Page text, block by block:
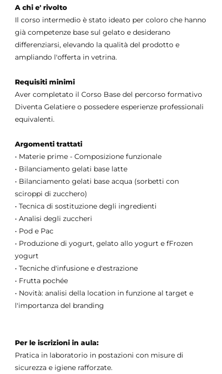
A chi e' rivolto
Il corso intermedio è stato ideato per coloro che hanno
già competenze base sul gelato e desiderano
differenziarsi, elevando la qualità del prodotto e
ampliando l'offerta in vetrina.
Requisiti minimi
Aver completato il Corso Base del percorso formativo
Diventa Gelatiere o possedere esperienze professionali
equivalenti.
Argomenti trattati
• Materie prime - Composizione funzionale
• Bilanciamento gelati base latte
• Bilanciamento gelati base acqua (sorbetti con
sciroppi di zucchero)
• Tecnica di sostituzione degli ingredienti
• Analisi degli zuccheri
• Pod e Pac
• Produzione di yogurt, gelato allo yogurt e fFrozen
yogurt
• Tecniche d'infusione e d'estrazione
• Frutta pochée
• Novità: analisi della location in funzione al target e
l'importanza del branding
Per le iscrizioni in aula:
Pratica in laboratorio in postazioni con misure di
sicurezza e igiene rafforzate.